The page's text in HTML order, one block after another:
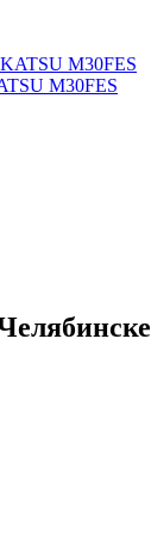
M30FES